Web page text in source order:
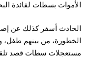
الأموات بسطات لفائدة
الحادث أسفر كذلك عن
الخطورة، من بينهم طفل،
مستعجلات سطات قصد